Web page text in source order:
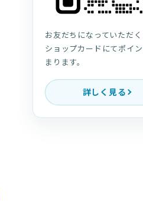
お友だちになっていただ
ショップカードにてポイ
まります。
詳しく見る